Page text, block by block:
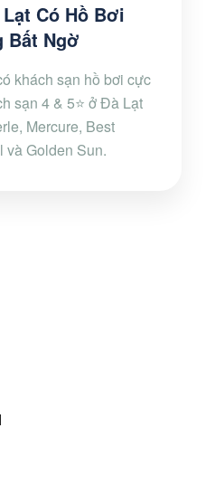
Có Hồ Bơi
Bất Ngờ
khách sạn hồ bơi cực
sạn 4 & 5⭐ ở Đà Lạt
Mercure, Best
và Golden Sun.